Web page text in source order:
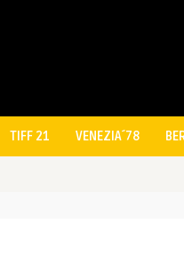
TIFF 21 VENEZIA´78